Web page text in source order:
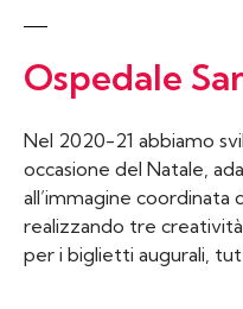
Ospedale
Nel 2020-21 abbiamo
occasione del Natale,
all’immagine coordinata
realizzando tre
per i biglietti augurali,